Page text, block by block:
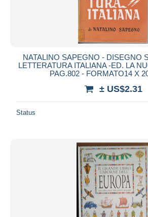
NATALINO SAPEGNO - DISEGNO
LETTERATURA ITALIANA -ED. LA
PAG.802 - FORMATO14 X
± US$2.31
Status